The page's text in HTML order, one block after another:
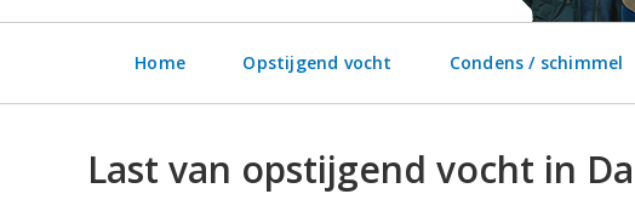
Home Opstijgend vocht Condens / schimmel
Last van opstijgend vocht in